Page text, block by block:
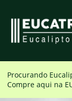
Procurando
Compre aqui na